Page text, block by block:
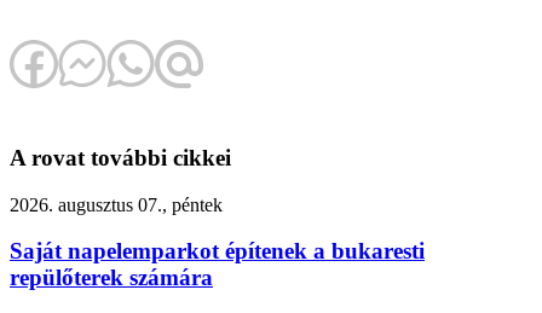
A rovat további cikkei
2026. augusztus 07., péntek
Saját napelemparkot építenek a bukaresti
repülőterek számára